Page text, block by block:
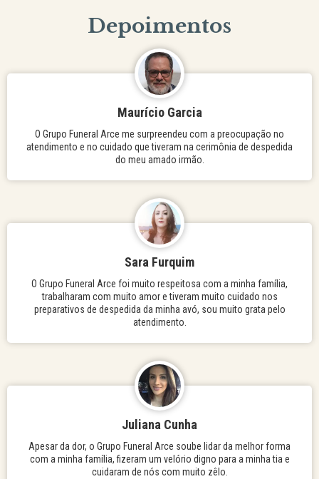
Depoimentos
Maurício Garcia
O Grupo Funeral Arce me surpreendeu com a preocupação no
atendimento e no cuidado que tiveram na cerimônia de despedida
do meu amado irmão.
Sara Furquim
O Grupo Funeral Arce foi muito respeitosa com a minha família,
trabalharam com muito amor e tiveram muito cuidado nos
preparativos de despedida da minha avó, sou muito grata pelo
atendimento.
Juliana Cunha
Apesar da dor, o Grupo Funeral Arce soube lidar da melhor forma
com a minha família, fizeram um velório digno para a minha tia e
cuidaram de nós com muito zêlo.